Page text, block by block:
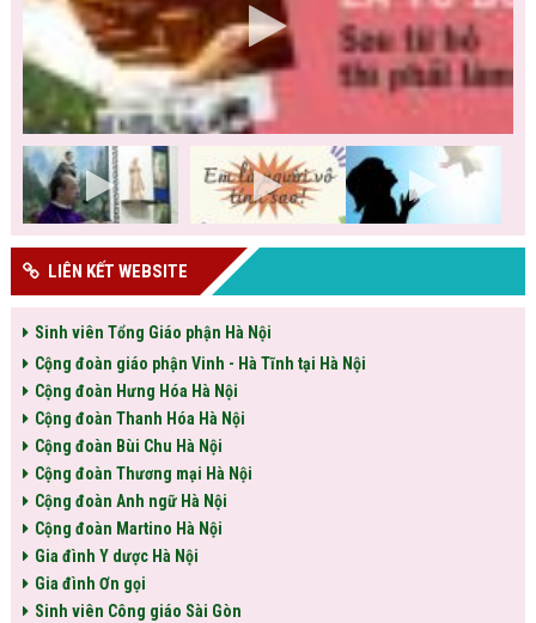
LIÊN KẾT WEBSITE
Sinh viên Tổng Giáo phận Hà Nội
Cộng đoàn giáo phận Vinh - Hà Tĩnh tại Hà Nội
Cộng đoàn Hưng Hóa Hà Nội
Cộng đoàn Thanh Hóa Hà Nội
Cộng đoàn Bùi Chu Hà Nội
Cộng đoàn Thương mại Hà Nội
Cộng đoàn Anh ngữ Hà Nội
Cộng đoàn Martino Hà Nội
Gia đình Y dược Hà Nội
Gia đình Ơn gọi
Sinh viên Công giáo Sài Gòn